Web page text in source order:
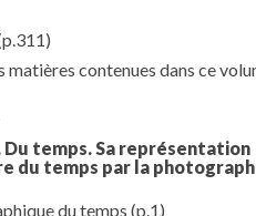
matières contenues dans ce
temps. Sa représentation
du temps par la
du temps (p.1)